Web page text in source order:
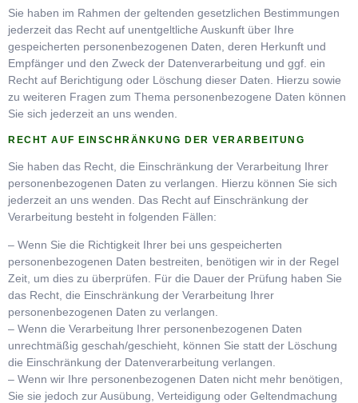
Sie haben im Rahmen der geltenden gesetzlichen Bestimmungen
jederzeit das Recht auf unentgeltliche Auskunft über Ihre
gespeicherten personenbezogenen Daten, deren Herkunft und
Empfänger und den Zweck der Datenverarbeitung und ggf. ein
Recht auf Berichtigung oder Löschung dieser Daten. Hierzu sowie
zu weiteren Fragen zum Thema personenbezogene Daten können
Sie sich jederzeit an uns wenden.
RECHT AUF EINSCHRÄNKUNG DER VERARBEITUNG
Sie haben das Recht, die Einschränkung der Verarbeitung Ihrer
personenbezogenen Daten zu verlangen. Hierzu können Sie sich
jederzeit an uns wenden. Das Recht auf Einschränkung der
Verarbeitung besteht in folgenden Fällen:
– Wenn Sie die Richtigkeit Ihrer bei uns gespeicherten
personenbezogenen Daten bestreiten, benötigen wir in der Regel
Zeit, um dies zu überprüfen. Für die Dauer der Prüfung haben Sie
das Recht, die Einschränkung der Verarbeitung Ihrer
personenbezogenen Daten zu verlangen.
– Wenn die Verarbeitung Ihrer personenbezogenen Daten
unrechtmäßig geschah/geschieht, können Sie statt der Löschung
die Einschränkung der Datenverarbeitung verlangen.
– Wenn wir Ihre personenbezogenen Daten nicht mehr benötigen,
Sie sie jedoch zur Ausübung, Verteidigung oder Geltendmachung